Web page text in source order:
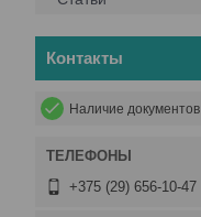
Контакты
Наличие документов
+375 (29) 656-10-47